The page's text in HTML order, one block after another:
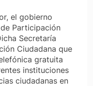
el gobierno
Participación
Secretaría
Ciudadana que
gratuita
instituciones
ciudadanas en